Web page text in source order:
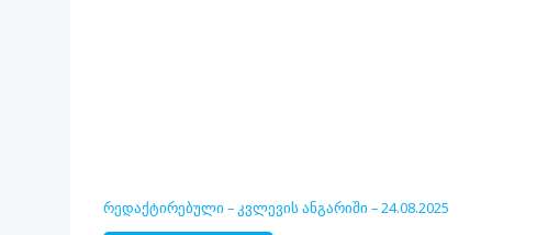
რედაქტირებული – კვლევის ანგარიში – 24.08.2025